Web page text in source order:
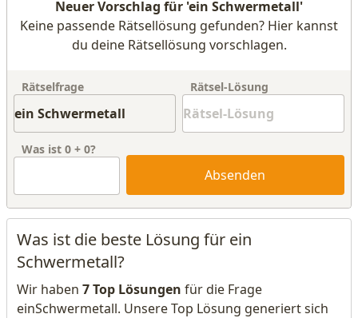
Neuer Vorschlag für 'ein Schwermetall'
Keine passende Rätsellösung gefunden? Hier kannst
du deine Rätsellösung vorschlagen.
Rätselfrage Rätsel-Lösung
Was ist 0 + 0?
Absenden
Was ist die beste Lösung für ein
Schwermetall?
Wir haben 7 Top Lösungen für die Frage
einSchwermetall. Unsere Top Lösung generiert sich